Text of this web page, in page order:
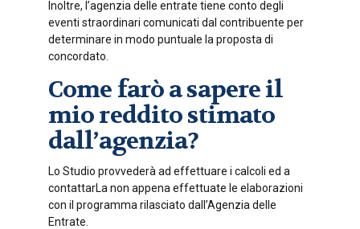
Inoltre, l’agenzia delle entrate tiene conto degli
eventi straordinari comunicati dal contribuente per
determinare in modo puntuale la proposta di
concordato.
Come farò a sapere il
mio reddito stimato
dall’agenzia?
Lo Studio provvederà ad effettuare i calcoli ed a
contattarLa non appena effettuate le elaborazioni
con il programma rilasciato dall’Agenzia delle
Entrate.